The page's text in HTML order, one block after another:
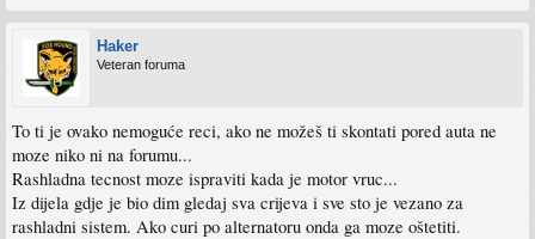
Haker
Veteran foruma
To ti je ovako nemoguće reci, ako ne možeš ti skontati pored auta ne
moze niko ni na forumu...
Rashladna tecnost moze ispraviti kada je motor vruc...
Iz dijela gdje je bio dim gledaj sva crijeva i sve sto je vezano za
rashladni sistem. Ako curi po alternatoru onda ga moze oštetiti.